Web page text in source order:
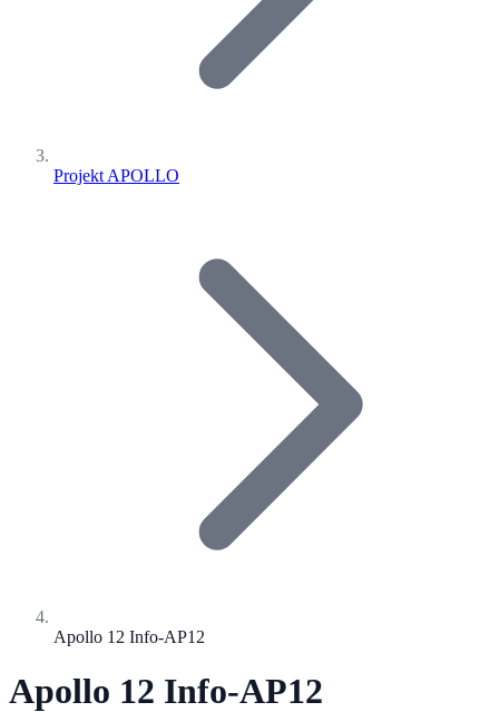
Projekt APOLLO
Apollo 12 Info-AP12
Apollo 12 Info-AP12